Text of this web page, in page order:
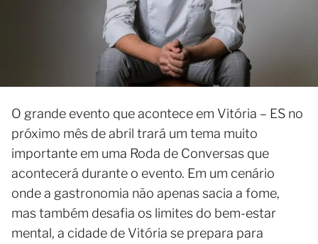
O grande evento que acontece em Vitória – ES no
próximo mês de abril trará um tema muito
importante em uma Roda de Conversas que
acontecerá durante o evento. Em um cenário
onde a gastronomia não apenas sacia a fome,
mas também desafia os limites do bem-estar
mental, a cidade de Vitória se prepara para